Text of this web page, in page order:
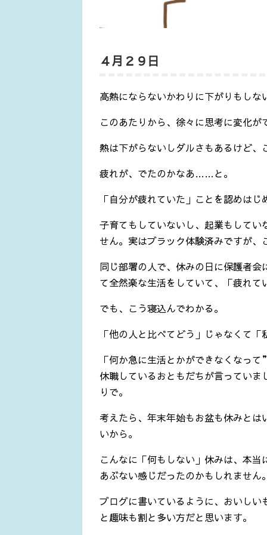
４月２９日
高熱にならないかわりに下がりもしな
このあたりから、徐々に思考に変化が
熱は下がらないしダルさもあるけど、
疲れが、でたのかなあ……と。
「自分が疲れていた」ことを認めはじ
子育てもしていないし、起業もして
せん。実はブラック体験済みですが、
同じ部署の人で、休みの日に保護者
て全然楽な生活をしていて、「疲れ
でも、こう寝込んでわかる。
「他の人と比べてどう」じゃなくて
「何か急に生活とかができなくなっ
休職しているおともだちが言ってい
りで。
考えたら、年末年始もお盆も休みと
いから。
こんなに「何もしない」休みは、本
あぶない感じだったのかもしれません
ブログに書いているように、おいし
と趣味も割と多い方だと思います。